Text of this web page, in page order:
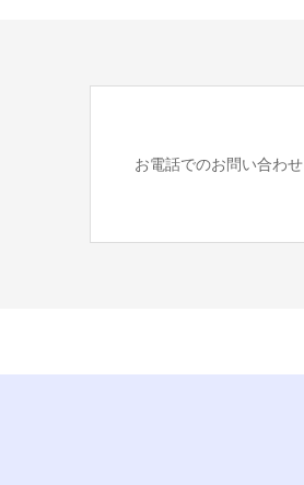
お電話でのお問い合わせ